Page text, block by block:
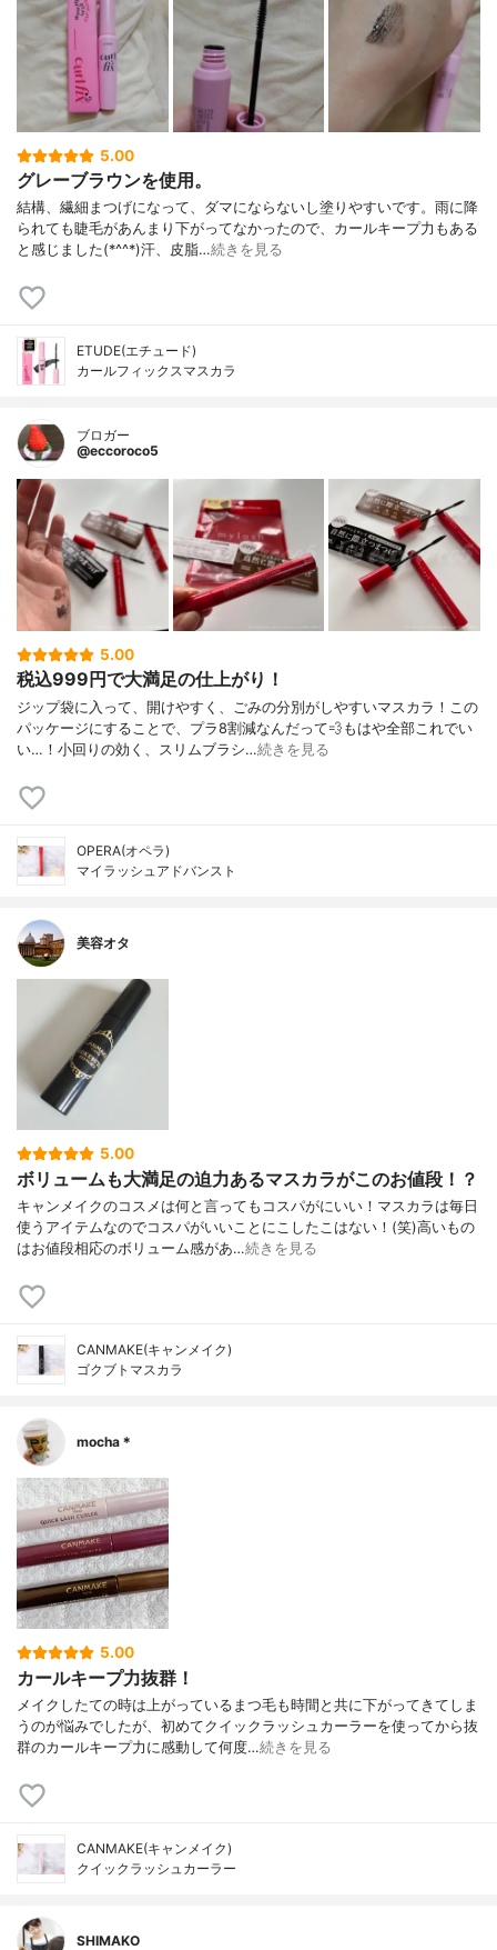
5.00
グレーブラウンを使用。
結構、繊細まつげになって、ダマにならないし塗りやすいです。雨に降
られても睫毛があんまり下がってなかったので、カールキープ力もある
と感じました(*^^*)汗、皮脂…続きを見る
ETUDE(エチュード)
カールフィックスマスカラ
ブロガー
@eccoroco5
5.00
税込999円で大満足の仕上がり！
ジップ袋に入って、開けやすく、ごみの分別がしやすいマスカラ！この
パッケージにすることで、プラ8割減なんだって💨もはや全部これでい
い…！小回りの効く、スリムブラシ…続きを見る
OPERA(オペラ)
マイラッシュアドバンスト
美容オタ
5.00
ボリュームも大満足の迫力あるマスカラがこのお値段！？
キャンメイクのコスメは何と言ってもコスパがにいい！マスカラは毎日
使うアイテムなのでコスパがいいことにこしたこはない！(笑)高いもの
はお値段相応のボリューム感があ…続きを見る
CANMAKE(キャンメイク)
ゴクブトマスカラ
mocha＊
5.00
カールキープ力抜群！
メイクしたての時は上がっているまつ毛も時間と共に下がってきてしま
うのが悩みでしたが、初めてクイックラッシュカーラーを使ってから抜
群のカールキープ力に感動して何度…続きを見る
CANMAKE(キャンメイク)
クイックラッシュカーラー
SHIMAKO